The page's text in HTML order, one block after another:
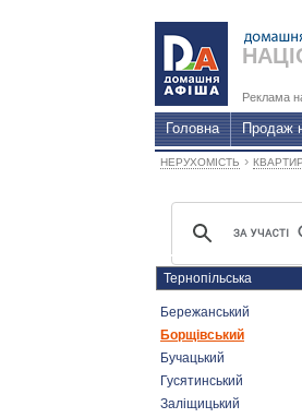
Реклама
Головна Продаж
НЕРУХОМІСТЬ ›
Бережанський
Борщівський
Бучацький
Гусятинський
Заліщицький